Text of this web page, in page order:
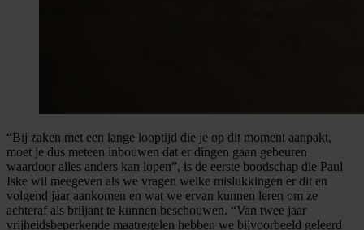
“Bij zaken met een lange looptijd die je op dit moment aanpakt,
moet je dus meteen inbouwen dat er dingen gaan gebeuren
waardoor alles anders kan lopen”, is de eerste boodschap die Paul
Iske wil meegeven als we vragen welke mislukkingen er dit en
volgend jaar aankomen en wat we ervan kunnen leren om ze
achteraf als briljant te kunnen beschouwen. “Van twee jaar
vrijheidsbeperkende maatregelen hebben we bijvoorbeeld geleerd